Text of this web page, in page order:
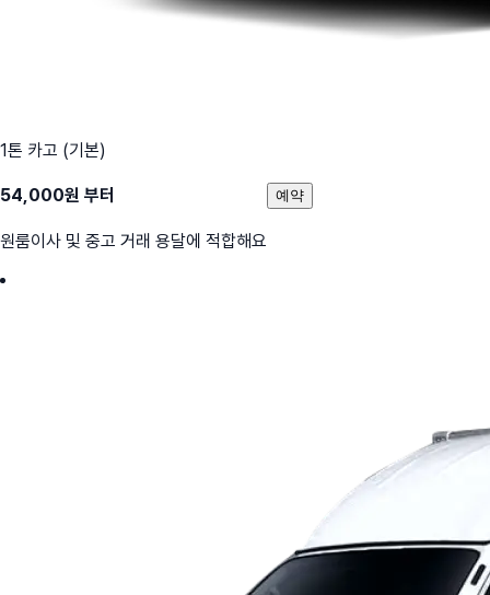
1톤 카고 (기본)
54,000원 부터
원룸이사 및 중고 거래 용달에 적합해요
예약